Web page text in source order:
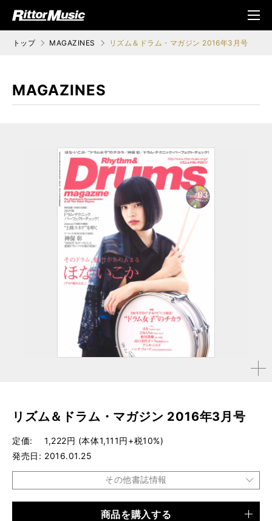
ジック (Rittor Musi
メニ
ュ
トップ MAGAZINES リズム＆ドラム・マガジン 2016年3月号
MAGAZINES
拡大す
リズム＆ドラム・マガジン 2016年3月号
定価
1,222円 (本体1,111円+税10%)
発売日
2016.01.25
その他書誌情報
商品を購入する